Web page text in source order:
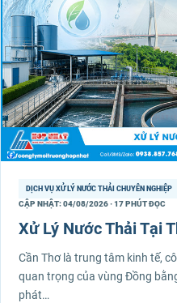
DỊCH VỤ XỬ LÝ NƯỚC THẢI CHUYÊN NGHIỆP
CẬP NHẬT: 04/08/2026 · 17 PHÚT ĐỌC
Xử Lý Nước Thải Tại
Cần Thơ là trung tâm kinh tế,
quan trọng của vùng Đồng
phát…